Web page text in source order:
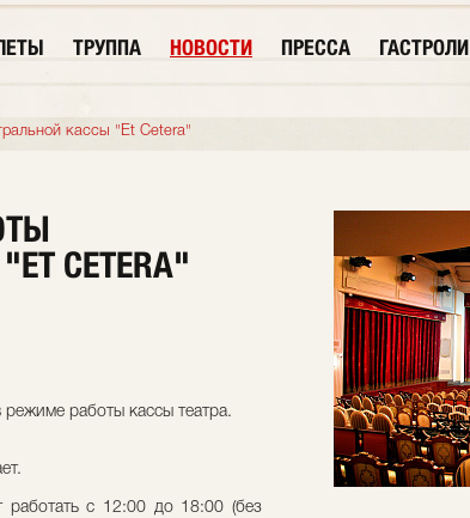
ТРУППА НОВОСТИ ПРЕССА ГАСТРОЛИ
кассы "Et Cetera"
CETERA"
работы кассы театра.
работать с 12:00 до 18:00 (без